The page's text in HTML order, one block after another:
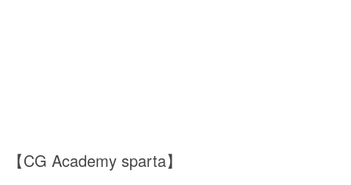
【CG Academy sparta】